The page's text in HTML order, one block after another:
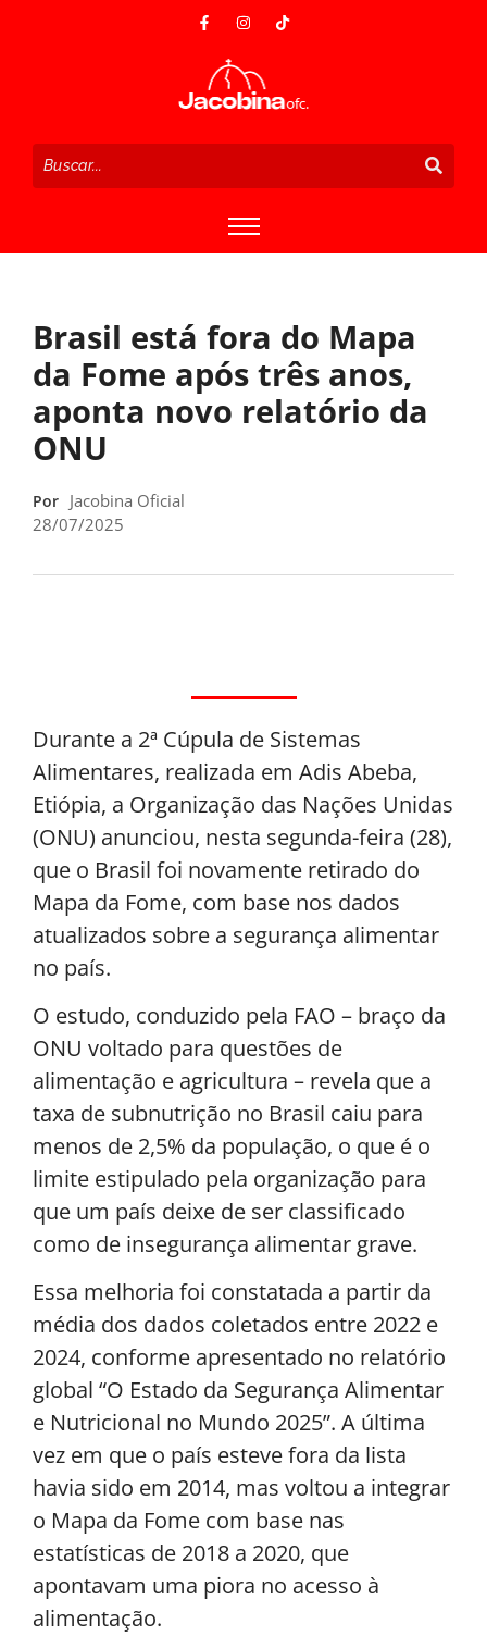
Brasil está fora do Mapa
da Fome após três anos,
aponta novo relatório da
ONU
Por Jacobina Oficial
28/07/2025
Durante a 2ª Cúpula de Sistemas
Alimentares, realizada em Adis Abeba,
Etiópia, a Organização das Nações Unidas
(ONU) anunciou, nesta segunda-feira (28),
que o Brasil foi novamente retirado do
Mapa da Fome, com base nos dados
atualizados sobre a segurança alimentar
no país.
O estudo, conduzido pela FAO – braço da
ONU voltado para questões de
alimentação e agricultura – revela que a
taxa de subnutrição no Brasil caiu para
menos de 2,5% da população, o que é o
limite estipulado pela organização para
que um país deixe de ser classificado
como de insegurança alimentar grave.
Essa melhoria foi constatada a partir da
média dos dados coletados entre 2022 e
2024, conforme apresentado no relatório
global “O Estado da Segurança Alimentar
e Nutricional no Mundo 2025”. A última
vez em que o país esteve fora da lista
havia sido em 2014, mas voltou a integrar
o Mapa da Fome com base nas
estatísticas de 2018 a 2020, que
apontavam uma piora no acesso à
alimentação.